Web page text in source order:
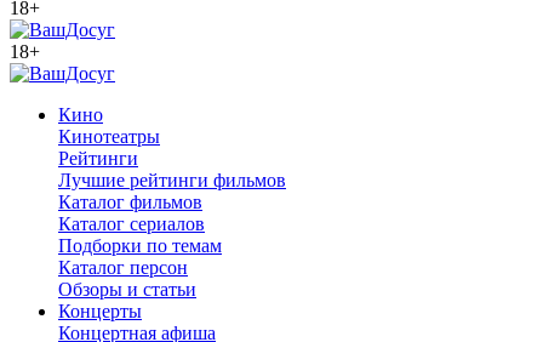
18+
18+
Кино
Кинотеатры
Рейтинги
Лучшие рейтинги фильмов
Каталог фильмов
Каталог сериалов
Подборки по темам
Каталог персон
Обзоры и статьи
Концерты
Концертная афиша